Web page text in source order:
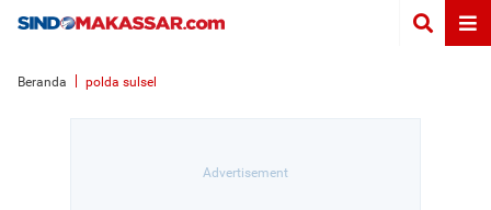
Beranda polda sulsel